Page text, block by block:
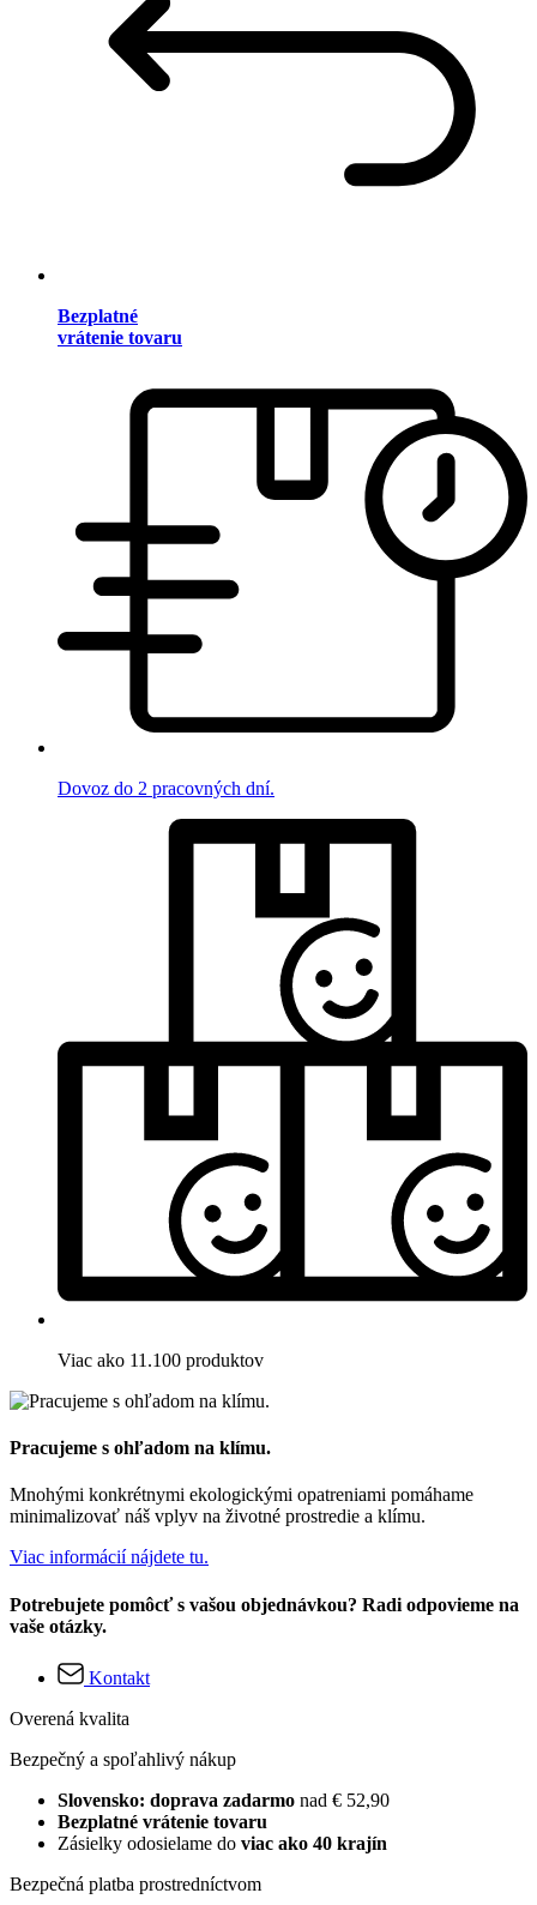
Bezplatné
vrátenie tovaru
Dovoz do 2 pracovných dní.
Viac ako 11.100 produktov
Pracujeme s ohľadom na klímu.
Mnohými konkrétnymi ekologickými opatreniami pomáhame
minimalizovať náš vplyv na životné prostredie a klímu.
Viac informácií nájdete tu.
Potrebujete pomôcť s vašou objednávkou? Radi odpovieme na
vaše otázky.
Kontakt
Overená kvalita
Bezpečný a spoľahlivý nákup
Slovensko: doprava zadarmo nad € 52,90
Bezplatné vrátenie tovaru
Zásielky odosielame do viac ako 40 krajín
Bezpečná platba prostredníctvom